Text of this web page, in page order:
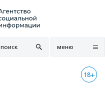
поиск меню
18+